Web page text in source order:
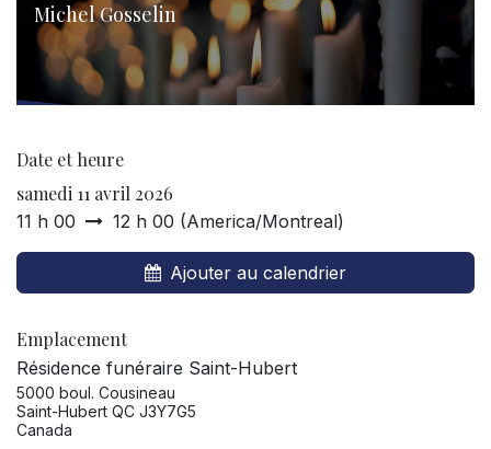
Michel Gosselin
Date et heure
samedi 11 avril 2026
11 h 00 12 h 00 (America/Montreal)
Ajouter au calendrier
Emplacement
Résidence funéraire Saint-Hubert
5000 boul. Cousineau
Saint-Hubert QC J3Y7G5
Canada